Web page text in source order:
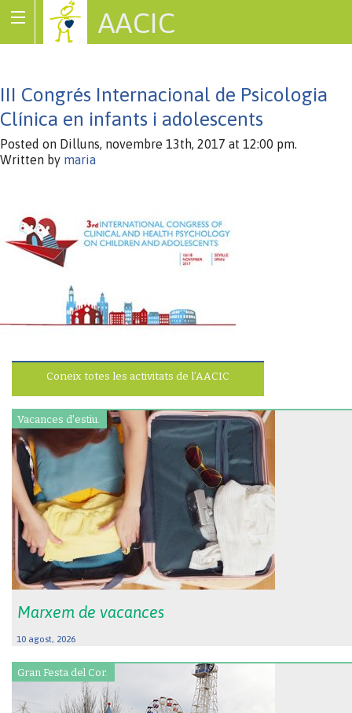
AACIC
III Congrés Internacional de Psicologia
Clínica en infants i adolescents
Posted on Dilluns, novembre 13th, 2017 at 12:00 pm.
Written by maria
Coneix totes les activitats de l’AACIC
Vacances d'estiu.
Marxem de vacances
10 agost, 2026
Gran Festa del Cor.